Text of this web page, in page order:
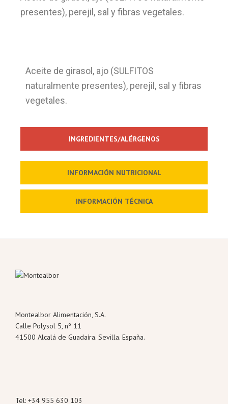
presentes), perejil, sal y fibras vegetales.
INGREDIENTES/ALÉRGENOS
INFORMACIÓN NUTRICIONAL
INFORMACIÓN TÉCNICA
Aceite de girasol, ajo (SULFITOS
naturalmente presentes), perejil, sal y fibras
vegetales.
Montealbor Alimentación, S.A.
Calle Polysol 5, nº 11
41500 Alcalá de Guadaíra. Sevilla. España.
Tel: +34 955 630 103